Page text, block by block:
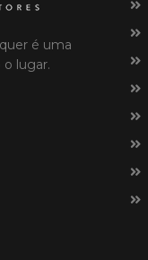
é uma
lugar.